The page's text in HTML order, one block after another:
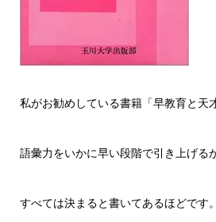
私がお勧めしている書籍「早教育と天
語彙力をいかに早い段階で引き上げる
すべては決まると書いてあるほどです。